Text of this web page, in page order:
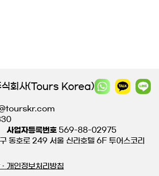
식회사(Tours Korea)
사업자등록번호 569-88-02975
동호로 249 서울 신라호텔 6F 투어스코리
개인정보처리방침